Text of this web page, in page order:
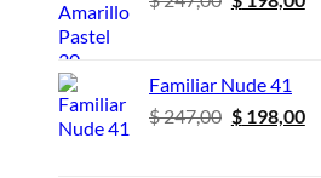
era:
$ 247,00.
Familiar Nude 41
$247,00 El
$198,00El